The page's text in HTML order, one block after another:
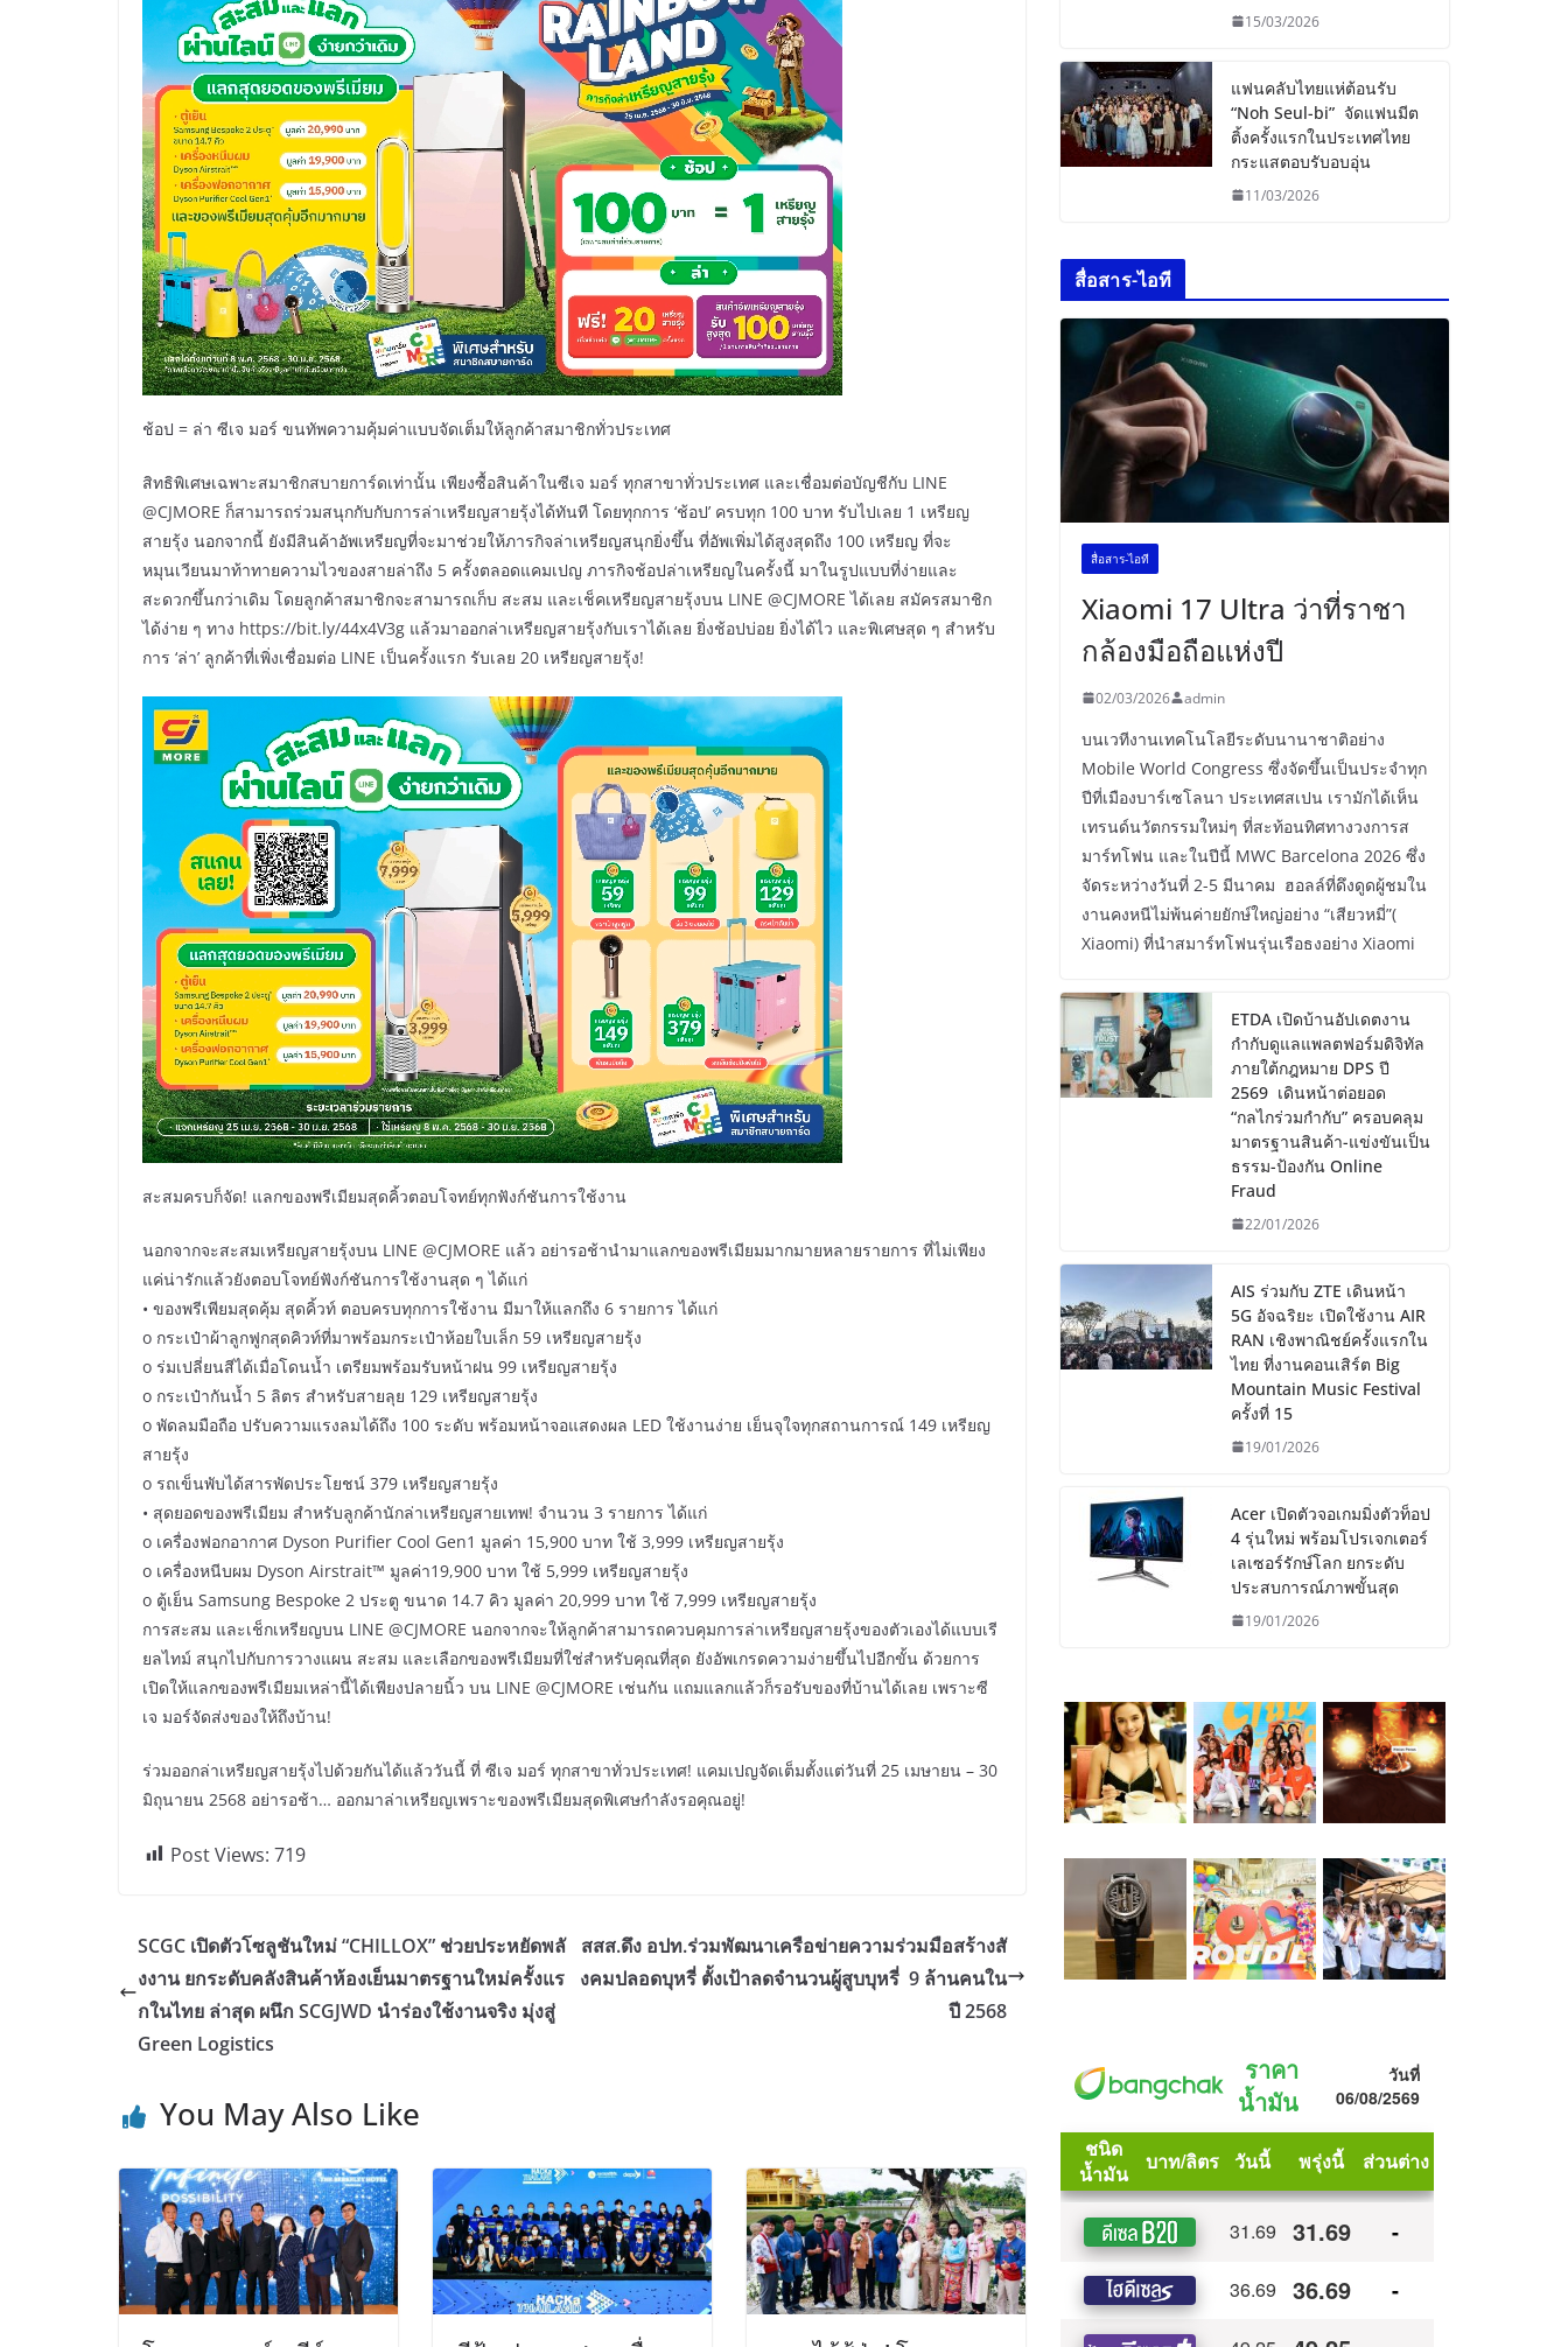
ช้อป = ล่า ซีเจ มอร์ ขนทัพความคุ้มค่าแบบจัดเต็มให้ลูกค้าสมาชิกทั่วประเทศ
สิทธิพิเศษเฉพาะสมาชิกสบายการ์ดเท่านั้น เพียงซื้อสินค้าในซีเจ มอร์ ทุกสาขาทั่วประเทศ และเชื่อมต่อบัญชีกับ LINE
@CJMORE ก็สามารถร่วมสนุกกับกับการล่าเหรียญสายรุ้งได้ทันที โดยทุกการ ‘ช้อป’ ครบทุก 100 บาท รับไปเลย 1 เหรียญ
สายรุ้ง นอกจากนี้ ยังมีสินค้าอัพเหรียญที่จะมาช่วยให้ภารกิจล่าเหรียญสนุกยิ่งขึ้น ที่อัพเพิ่มได้สูงสุดถึง 100 เหรียญ ที่จะ
หมุนเวียนมาท้าทายความไวของสายล่าถึง 5 ครั้งตลอดแคมเปญ ภารกิจช้อปล่าเหรียญในครั้งนี้ มาในรูปแบบที่ง่ายและ
สะดวกขึ้นกว่าเดิม โดยลูกค้าสมาชิกจะสามารถเก็บ สะสม และเช็คเหรียญสายรุ้งบน LINE @CJMORE ได้เลย สมัครสมาชิก
ได้ง่าย ๆ ทาง https://bit.ly/44x4V3g แล้วมาออกล่าเหรียญสายรุ้งกับเราได้เลย ยิ่งช้อปบ่อย ยิ่งได้ไว และพิเศษสุด ๆ สำหรับ
การ ‘ล่า’ ลูกค้าที่เพิ่งเชื่อมต่อ LINE เป็นครั้งแรก รับเลย 20 เหรียญสายรุ้ง!
สะสมครบก็จัด! แลกของพรีเมียมสุดคิ้วตอบโจทย์ทุกฟังก์ชันการใช้งาน
นอกจากจะสะสมเหรียญสายรุ้งบน LINE @CJMORE แล้ว อย่ารอช้านำมาแลกของพรีเมียมมากมายหลายรายการ ที่ไม่เพียง
แค่น่ารักแล้วยังตอบโจทย์ฟังก์ชันการใช้งานสุด ๆ ได้แก่
• ของพรีเพียมสุดคุ้ม สุดคิ้วท์ ตอบครบทุกการใช้งาน มีมาให้แลกถึง 6 รายการ ได้แก่
o กระเป๋าผ้าลูกฟูกสุดคิวท์ที่มาพร้อมกระเป๋าห้อยใบเล็ก 59 เหรียญสายรุ้ง
o ร่มเปลี่ยนสีได้เมื่อโดนน้ำ เตรียมพร้อมรับหน้าฝน 99 เหรียญสายรุ้ง
o กระเป๋ากันน้ำ 5 ลิตร สำหรับสายลุย 129 เหรียญสายรุ้ง
o พัดลมมือถือ ปรับความแรงลมได้ถึง 100 ระดับ พร้อมหน้าจอแสดงผล LED ใช้งานง่าย เย็นจุใจทุกสถานการณ์ 149 เหรียญ
สายรุ้ง
o รถเข็นพับได้สารพัดประโยชน์ 379 เหรียญสายรุ้ง
• สุดยอดของพรีเมียม สำหรับลูกค้านักล่าเหรียญสายเทพ! จำนวน 3 รายการ ได้แก่
o เครื่องฟอกอากาศ Dyson Purifier Cool Gen1 มูลค่า 15,900 บาท ใช้ 3,999 เหรียญสายรุ้ง
o เครื่องหนีบผม Dyson Airstrait™ มูลค่า19,900 บาท ใช้ 5,999 เหรียญสายรุ้ง
o ตู้เย็น Samsung Bespoke 2 ประตู ขนาด 14.7 คิว มูลค่า 20,999 บาท ใช้ 7,999 เหรียญสายรุ้ง
การสะสม และเช็กเหรียญบน LINE @CJMORE นอกจากจะให้ลูกค้าสามารถควบคุมการล่าเหรียญสายรุ้งของตัวเองได้แบบเรี
ยลไทม์ สนุกไปกับการวางแผน สะสม และเลือกของพรีเมียมที่ใช่สำหรับคุณที่สุด ยังอัพเกรดความง่ายขึ้นไปอีกขั้น ด้วยการ
เปิดให้แลกของพรีเมียมเหล่านี้ได้เพียงปลายนิ้ว บน LINE @CJMORE เช่นกัน แถมแลกแล้วก็รอรับของที่บ้านได้เลย เพราะซี
เจ มอร์จัดส่งของให้ถึงบ้าน!
ร่วมออกล่าเหรียญสายรุ้งไปด้วยกันได้แล้ววันนี้ ที่ ซีเจ มอร์ ทุกสาขาทั่วประเทศ! แคมเปญจัดเต็มตั้งแต่วันที่ 25 เมษายน – 30
มิถุนายน 2568 อย่ารอช้า… ออกมาล่าเหรียญเพราะของพรีเมียมสุดพิเศษกำลังรอคุณอยู่!
Post Views: 719
SCGC เปิดตัวโซลูชันใหม่ “CHILLOX” ช่วยประหยัดพลั
งงาน ยกระดับคลังสินค้าห้องเย็นมาตรฐานใหม่ครั้งแร
กในไทย ล่าสุด ผนึก SCGJWD นำร่องใช้งานจริง มุ่งสู่
Green Logistics
สสส.ดึง อปท.ร่วมพัฒนาเครือข่ายความร่วมมือสร้างสั
งคมปลอดบุหรี่ ตั้งเป้าลดจำนวนผู้สูบบุหรี่ 9 ล้านคนใน
ปี 2568
You May Also Like
15/03/2026
แฟนคลับไทยแห่ต้อนรับ
“Noh Seul-bi” จัดแฟนมีต
ติ้งครั้งแรกในประเทศไทย
กระแสตอบรับอบอุ่น
11/03/2026
สื่อสาร-ไอที
สื่อสาร-ไอที
Xiaomi 17 Ultra ว่าที่ราชา
กล้องมือถือแห่งปี
02/03/2026 admin
บนเวทีงานเทคโนโลยีระดับนานาชาติอย่าง
Mobile World Congress ซึ่งจัดขึ้นเป็นประจำทุก
ปีที่เมืองบาร์เซโลนา ประเทศสเปน เรามักได้เห็น
เทรนด์นวัตกรรมใหม่ๆ ที่สะท้อนทิศทางวงการส
มาร์ทโฟน และในปีนี้ MWC Barcelona 2026 ซึ่ง
จัดระหว่างวันที่ 2-5 มีนาคม ฮอลล์ที่ดึงดูดผู้ชมใน
งานคงหนีไม่พ้นค่ายยักษ์ใหญ่อย่าง “เสียวหมี่”(
Xiaomi) ที่นำสมาร์ทโฟนรุ่นเรือธงอย่าง Xiaomi
ETDA เปิดบ้านอัปเดตงาน
กำกับดูแลแพลตฟอร์มดิจิทัล
ภายใต้กฎหมาย DPS ปี
2569 เดินหน้าต่อยอด
“กลไกร่วมกำกับ” ครอบคลุม
มาตรฐานสินค้า-แข่งขันเป็น
ธรรม-ป้องกัน Online
Fraud
22/01/2026
AIS ร่วมกับ ZTE เดินหน้า
5G อัจฉริยะ เปิดใช้งาน AIR
RAN เชิงพาณิชย์ครั้งแรกใน
ไทย ที่งานคอนเสิร์ต Big
Mountain Music Festival
ครั้งที่ 15
19/01/2026
Acer เปิดตัวจอเกมมิ่งตัวท็อป
4 รุ่นใหม่ พร้อมโปรเจกเตอร์
เลเซอร์รักษ์โลก ยกระดับ
ประสบการณ์ภาพขั้นสุด
19/01/2026